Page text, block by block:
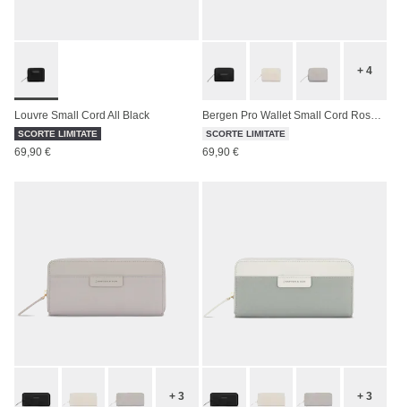
Louvre Small Cord All Black
SCORTE LIMITATE
69,90 €
+ 4
SCORTE LIMITATE
69,90 €
+ 3 + 3